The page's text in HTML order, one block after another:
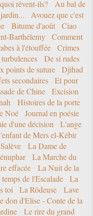
rêvent-ils?
Au bal de
Avouez que c'est
Bitume d'août
Ciao
Barthélemy
Comment
à l'étouffée
Crimes
De si rudes
points de suture
Djihad
secondaires
Et pour
de Chine
Excision
Histoires de la porte
Noé
Journal en poésie
d'une décision
L'ange
de Mers el-Kébir
La Dame de
La Marche du
effacée
La Nuit de la
de l'Escalade
La
toi La Rôdeuse
Lave
don d'Elise - Conte de la
Le rire du grand